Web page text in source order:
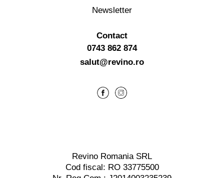
Newsletter
Contact
0743 862 874
salut@revino.ro
Revino Romania SRL
Cod fiscal: RO 33775500